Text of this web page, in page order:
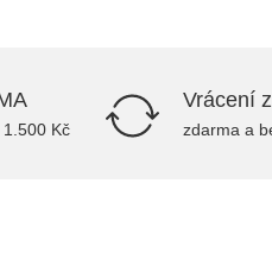
Kč
Vrácení
zdarma a